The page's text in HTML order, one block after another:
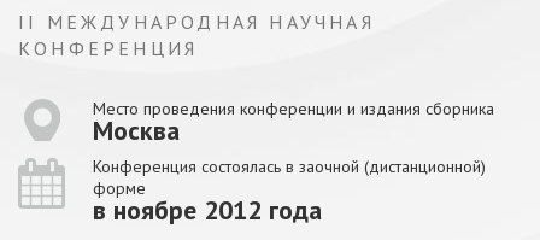
II МЕЖДУНАРОДНАЯ НАУЧНАЯ
КОНФЕРЕНЦИЯ
Место проведения конференции и издания сборника
Москва
Конференция состоялась в заочной (дистанционной)
форме
в ноябре 2012 года